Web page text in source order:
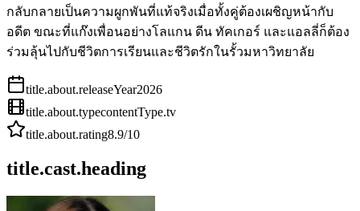
กลับกลายเป็นความผูกพันที่แท้จริงเมื่อทั้งคู่ต้องเผชิญหน้ากับ
อดีต ขณะที่แก๊งเพื่อนอย่างโลแกน ดีน ทัคเกอร์ และแอลลี่ก็ต้อง
ร่วมลุ้นไปกับชีวิตการเรียนและชีวิตรักในรั้วมหาวิทยาลัย
title.about.releaseYear2026
title.about.typecontentType.tv
title.about.rating8.9/10
title.cast.heading